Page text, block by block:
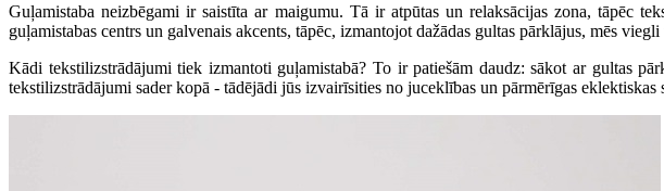
Guļamistaba neizbēgami ir saistīta ar maigumu. Tā ir atpūtas un relaksācijas zona, tāpēc
guļamistabas centrs un galvenais akcents, tāpēc, izmantojot dažādas gultas pārklājus, mēs
Kādi tekstilizstrādājumi tiek izmantoti guļamistabā? To ir patiešām daudz: sākot ar gultas
tekstilizstrādājumi sader kopā - tādējādi jūs izvairīsities no juceklības un pārmērīgas